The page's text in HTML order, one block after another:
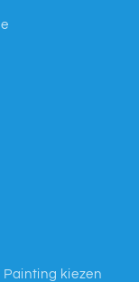
kiezen